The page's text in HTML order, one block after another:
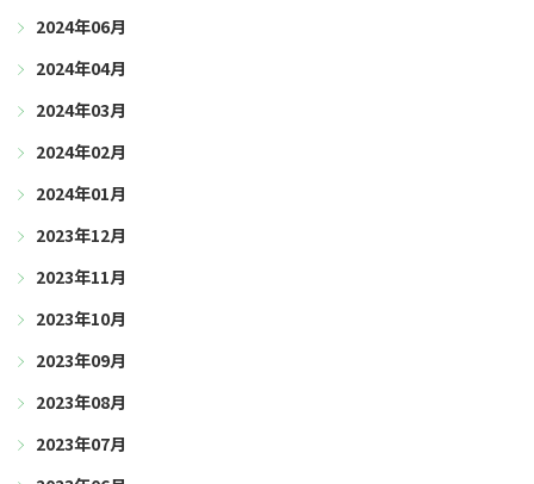
2024年06月
2024年04月
2024年03月
2024年02月
2024年01月
2023年12月
2023年11月
2023年10月
2023年09月
2023年08月
2023年07月